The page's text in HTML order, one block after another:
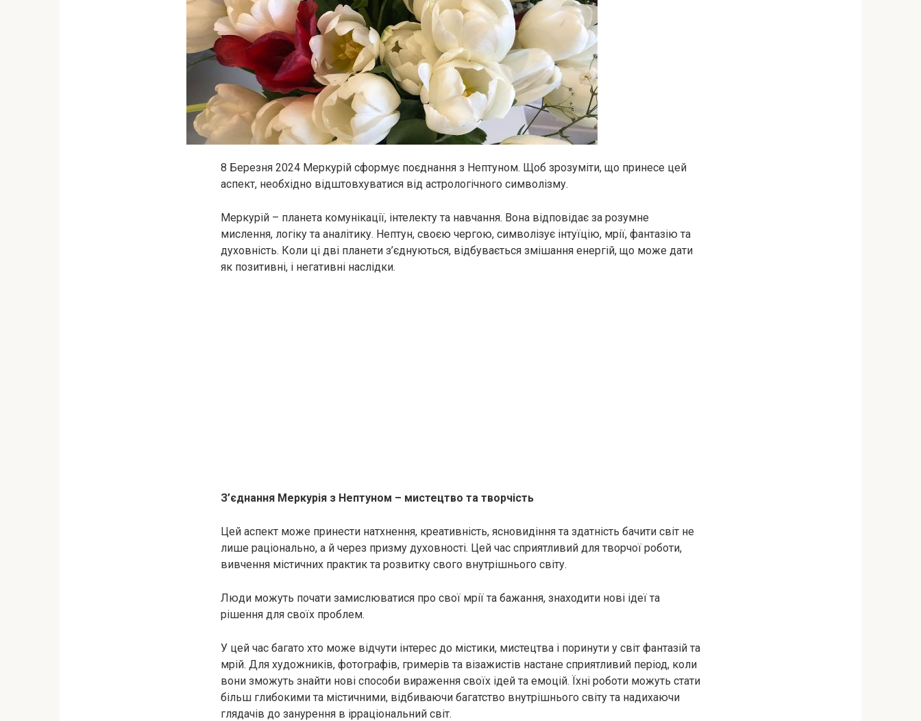
8 Березня 2024 Меркурій сформує поєднання з Нептуном. Щоб зрозуміти, що принесе цей
аспект, необхідно відштовхуватися від астрологічного символізму.
Меркурій – планета комунікації, інтелекту та навчання. Вона відповідає за розумне
мислення, логіку та аналітику. Нептун, своєю чергою, символізує інтуїцію, мрії, фантазію та
духовність. Коли ці дві планети з’єднуються, відбувається змішання енергій, що може дати
як позитивні, і негативні наслідки.
З’єднання Меркурія з Нептуном – мистецтво та творчість
Цей аспект може принести натхнення, креативність, ясновидіння та здатність бачити світ не
лише раціонально, а й через призму духовності. Цей час сприятливий для творчої роботи,
вивчення містичних практик та розвитку свого внутрішнього світу.
Люди можуть почати замислюватися про свої мрії та бажання, знаходити нові ідеї та
рішення для своїх проблем.
У цей час багато хто може відчути інтерес до містики, мистецтва і поринути у світ фантазій та
мрій. Для художників, фотографів, гримерів та візажистів настане сприятливий період, коли
вони зможуть знайти нові способи вираження своїх ідей та емоцій. Їхні роботи можуть стати
більш глибокими та містичними, відбиваючи багатство внутрішнього світу та надихаючи
глядачів до занурення в ірраціональний світ.